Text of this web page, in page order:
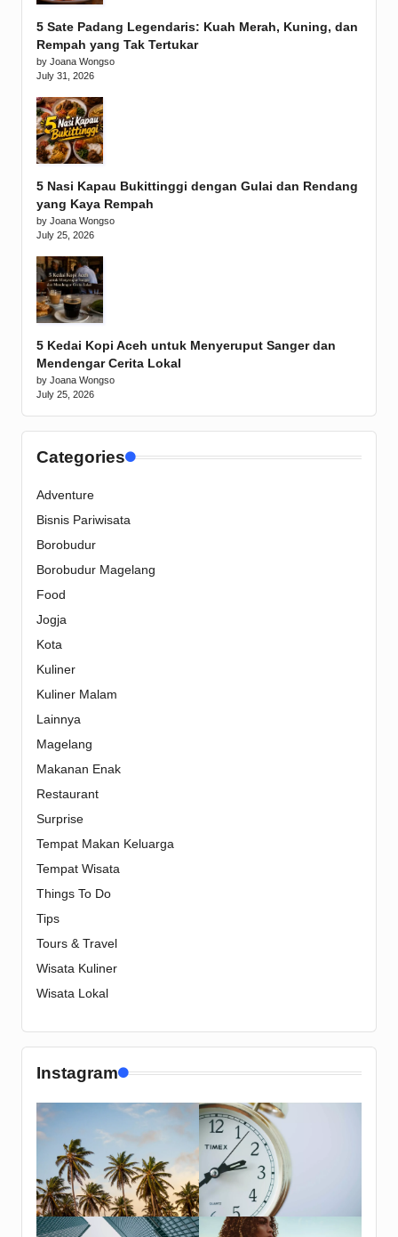
5 Sate Padang Legendaris: Kuah Merah, Kuning, dan
Rempah yang Tak Tertukar
by Joana Wongso
July 31, 2026
5 Nasi Kapau Bukittinggi dengan Gulai dan Rendang
yang Kaya Rempah
by Joana Wongso
July 25, 2026
5 Kedai Kopi Aceh untuk Menyeruput Sanger dan
Mendengar Cerita Lokal
by Joana Wongso
July 25, 2026
Categories
Adventure
Bisnis Pariwisata
Borobudur
Borobudur Magelang
Food
Jogja
Kota
Kuliner
Kuliner Malam
Lainnya
Magelang
Makanan Enak
Restaurant
Surprise
Tempat Makan Keluarga
Tempat Wisata
Things To Do
Tips
Tours & Travel
Wisata Kuliner
Wisata Lokal
Instagram